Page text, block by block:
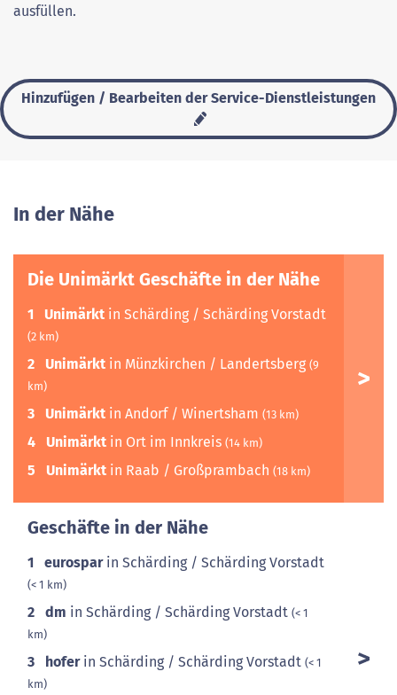
ausfüllen.
Hinzufügen / Bearbeiten der Service-Dienstleistungen
In der Nähe
Die Unimärkt Geschäfte in der Nähe
1 Unimärkt in Schärding / Schärding Vorstadt
(2 km)
2 Unimärkt in Münzkirchen / Landertsberg (9
km)
3 Unimärkt in Andorf / Winertsham (13 km)
4 Unimärkt in Ort im Innkreis (14 km)
5 Unimärkt in Raab / Großprambach (18 km)
Geschäfte in der Nähe
1 eurosparin Schärding / Schärding Vorstadt
(< 1 km)
2 dm in Schärding / Schärding Vorstadt (< 1
km)
3 hoferin Schärding / Schärding Vorstadt (< 1
km)